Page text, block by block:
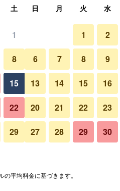
表示
表示
ビーチ
ミラマーレ リゾートの写真
土
1
8
15
22
29
日 月 火 水
1 2
6 7 8 9
13 14 15 16
20 21 22 23
27 28 29 30
の平均料金に基づきます。